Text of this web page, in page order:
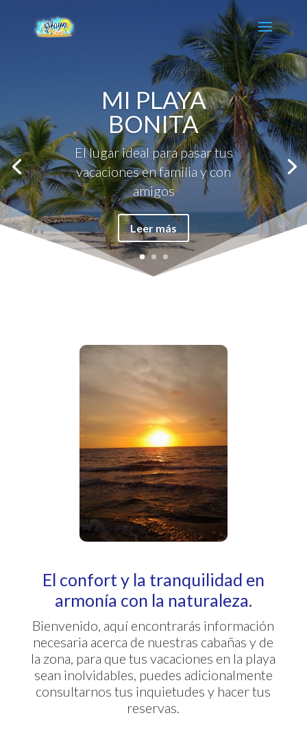
MI PLAYA
BONITA
El lugar ideal para pasar tus
vacaciones en familia y con
amigos
Leer más
El confort y la tranquilidad en
armonía con la naturaleza.
Bienvenido, aquí encontrarás información
necesaria acerca de nuestras cabañas y de
la zona, para que tus vacaciones en la playa
sean inolvidables, puedes adicionalmente
consultarnos tus inquietudes y hacer tus
reservas.